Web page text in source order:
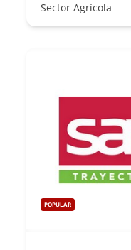
Sector Agrícola
POPULAR